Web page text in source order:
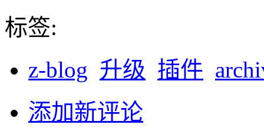
标签:
z-blog 升级 插件
添加新评论